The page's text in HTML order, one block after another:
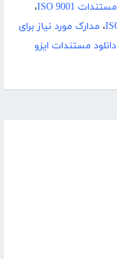
مستندات ISO 9001
،
، مدارک مورد نیاز برای
دانلود مستندات ایزو